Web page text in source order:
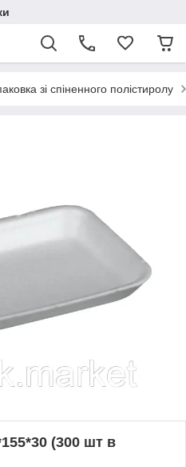
зі спіненного полістиролу
(300 шт в